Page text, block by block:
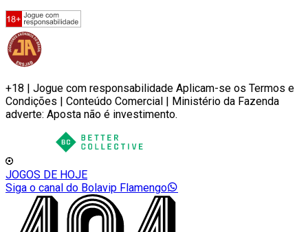
+18 | Jogue com responsabilidade Aplicam-se os Termos e
Condições | Conteúdo Comercial | Ministério da Fazenda
adverte: Aposta não é investimento.
JOGOS DE HOJE
Siga o canal do Bolavip Flamengo